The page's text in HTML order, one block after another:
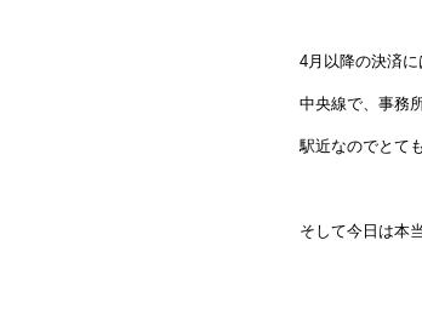
4月以降の決済
中央線で、事務
駅近なのでとて
そして今日は本